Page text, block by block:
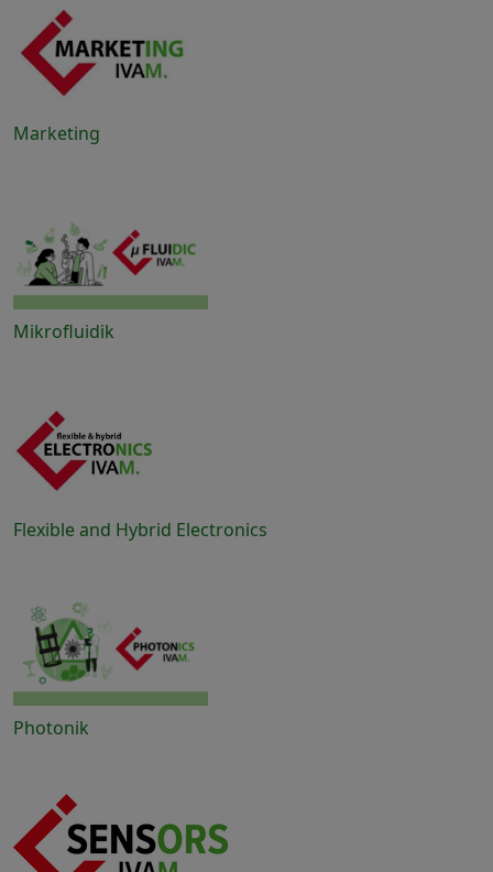
Marketing
Mikrofluidik
Flexible and Hybrid Electronics
Photonik